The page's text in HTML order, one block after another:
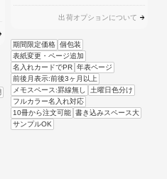
出荷オプションについて
期間限定価格 個包装
表紙変更・ページ追加
名入れカードでPR 年表ページ
前後月表示:前後3ヶ月以上
メモスペース:罫線無し
土曜日色分け
フルカラー名入れ対応
10冊から注文可能 書き込みスペース大
サンプルOK